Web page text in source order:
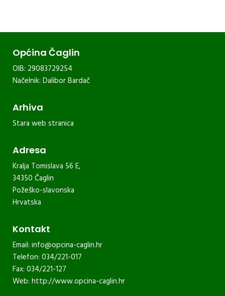
Općina Čaglin
OIB: 29083729254
Načelnik: Dalibor Bardač
Arhiva
Stara web stranica
Adresa
Kralja Tomislava 56 E,
34350 Čaglin
Požeško-slavonska
Hrvatska
Kontakt
Email: info@opcina-caglin.hr
Telefon: 034/221-017
Fax: 034/221-127
Web: http://www.opcina-caglin.hr